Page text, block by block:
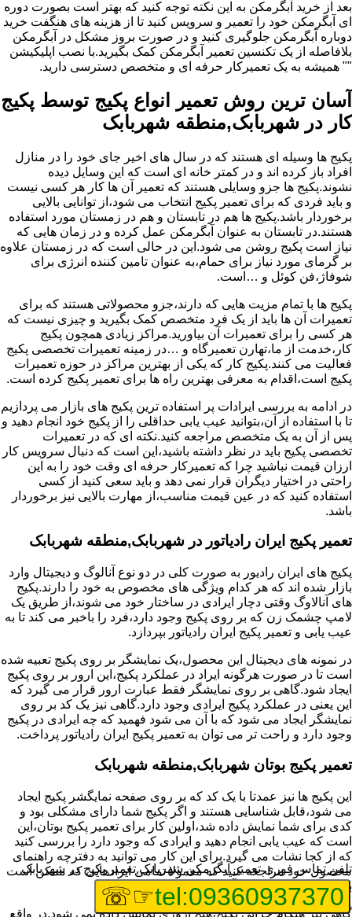
بعد از خرید آبگرمکن به این نکته توجه کنید که بهتر است بصورت دوره
ای آبگرمکن خود را تعمیر و سرویس کنید تا از هزینه های هنگفت خرید
دوباره آبگرمکن جلوگیری کنید و در صورت بروز مشکل در آبگرمکن
بلافاصله از یک تکنسین تعمیر آبگرمکن کمک بگیرید.با نصب اپلیکیشن
"" همیشه به یک تعمیرکار حرفه ای و متخصص دسترسی دارید.
آسان ترین روش تعمیر انواع پکیج توسط پکیج
کار در شهربابک,منطقه شهربابک
پکیج ها وسیله ای هستند که در سال های اخیر جای خود را در منازل
افراد باز کرده اند و در کمتر خانه ای است که این وسایل دیده
نشوند.پکیج ها جزو وسایلی هستند که تعمیر آن ها کار هر کسی نیست
و باید فردی که برای تعمیر پکیج انتخاب می شود،از توانایی بالایی
برخوردار باشد.پکیج ها هم در تابستان و هم در زمستان مورد استفاده
هستند.در تابستان به عنوان آبگرمکن عمل کرده و در زمان هایی که
نیاز است پکیج روشن می شود.این در حالی است که در زمستان علاوه
بر گرمای مورد نیاز برای حمام،به عنوان تامین کننده انرژی برای
شوفاژ،فن کوئل و …است.
پکیج ها با تمام مزیت هایی که دارند،جزو محصولاتی هستند که برای
تعمیرات آن ها باید از یک فرد متخصص کمک بگیرید و چیزی نیست که
هر کسی را برای تعمیرات آن بیاورید.مراکز زیادی همچون پکیج
کار،خدمت از ما،تهارن تعمیرگاه و …در زمینه تعمیرات تخصصی پکیج
فعالیت می کنند.پکیج کار که یکی از بهترین مراکز در حوزه تعمیرات
پکیج است،اقدام به معرفی بهترین راه ها برای تعمیر پکیج کرده است.
در ادامه به بررسی ایرادات پر استفاده ترین پکیج های بازار می پردازیم
تا با استفاده از آن،بتوانید عیب یابی حداقلی را از پکیج خود انجام دهید و
پس از آن به یک متخصص مراجعه کنید.نکته ای که در تعمیرات
تخصصی پکیج باید در نظر داشته باشید،این است که دنبال سرویس کار
ارزان قیمت نباشید چرا که تعمیرکار حرفه ای وقت خود را به این
راحتی در اختیار دیگران قرار نمی دهد و باید سعی کنید از کسی
استفاده کنید که در عین قیمت مناسب،از مهارت بالایی نیز برخوردار
باشد.
تعمیر پکیج ایران رادیاتور در شهربابک,منطقه شهربابک
پکیج های ایران رادیور به صورت کلی در دو نوع آنالوگ و دیجیتال وارد
بازار شده اند که هر کدام ویژگی های مخصوص به خود را دارند.پکیج
های آنالاوگ وقتی دچار ایرادی در ساختار خود می شوند،از طریق یک
لامپ چشمک زن که بر روی پکیج وجود دارد،فرد را باخبر می کند تا به
عیب یابی و تعمیر پکیج ایران رادیاتور بپردازد.
در نمونه های دیجیتال این محصول،یک نمایشگر بر روی پکیج تعبیه شده
است تا در صورت هرگونه ایراد در عملکرد پکیج،این ارور بر روی پکیج
ایجاد شود.گاهی بر روی نمایشگر فقط عبارت ارور قرار می گیرد که
این یعنی در عملکرد پکیج ایرادی وجود دارد.گاهی نیز یک کد بر روی
نمایشگر ایجاد می شود که با آن می شود فهمید که چه ایرادی در پکیج
وجود دارد و راحت تر می توان به تعمیر پکیج ایران رادیاتور پرداخت.
تعمیر پکیج بوتان شهربابک,منطقه شهربابک
این پکیج ها نیز عمدتا با یک کد که بر روی صفحه نمایگشر پکیج ایجاد
می شود،قابل شناسایی هستند و اگر پکیج شما دارای مشکلی بود و
کدی برای شما نمایش داده شد،اولین کار برای تعمیر پکیج بوتان،این
است که عیب یابی انجام دهید و ایرادی که وجود دارد را بررسی کنید
که از کجا نشات می گیرد.برای این کار می توانید به دفترچه راهنمای
محصول خود مراجعه کنید که معمولا تمامی ایرادهایی که ممکن است
برای پکیج پیش بیاید در آن قرار گرفته است.
گاهی نیز هنگام خرابی پکیج،هیچ اروری نمایش داده نمی شود.در واقع
تلفن تماس فوریتعمیر آبگرمکن شهربابک,تعمیر پکیج در شهربابک
tel:09360937370
☞☏